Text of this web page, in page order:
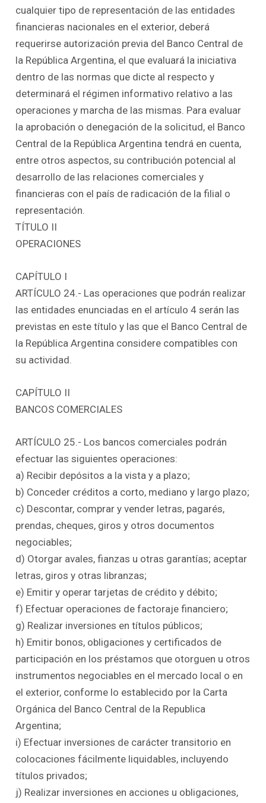
cualquier tipo de representación de las entidades
financieras nacionales en el exterior, deberá
requerirse autorización previa del Banco Central de
la República Argentina, el que evaluará la iniciativa
dentro de las normas que dicte al respecto y
determinará el régimen informativo relativo a las
operaciones y marcha de las mismas. Para evaluar
la aprobación o denegación de la solicitud, el Banco
Central de la República Argentina tendrá en cuenta,
entre otros aspectos, su contribución potencial al
desarrollo de las relaciones comerciales y
financieras con el país de radicación de la filial o
representación.
TÍTULO II
OPERACIONES
CAPÍTULO I
ARTÍCULO 24.- Las operaciones que podrán realizar
las entidades enunciadas en el artículo 4 serán las
previstas en este título y las que el Banco Central de
la República Argentina considere compatibles con
su actividad.
CAPÍTULO II
BANCOS COMERCIALES
ARTÍCULO 25.- Los bancos comerciales podrán
efectuar las siguientes operaciones:
a) Recibir depósitos a la vista y a plazo;
b) Conceder créditos a corto, mediano y largo plazo;
c) Descontar, comprar y vender letras, pagarés,
prendas, cheques, giros y otros documentos
negociables;
d) Otorgar avales, fianzas u otras garantías; aceptar
letras, giros y otras libranzas;
e) Emitir y operar tarjetas de crédito y débito;
f) Efectuar operaciones de factoraje financiero;
g) Realizar inversiones en títulos públicos;
h) Emitir bonos, obligaciones y certificados de
participación en los préstamos que otorguen u otros
instrumentos negociables en el mercado local o en
el exterior, conforme lo establecido por la Carta
Orgánica del Banco Central de la Republica
Argentina;
i) Efectuar inversiones de carácter transitorio en
colocaciones fácilmente liquidables, incluyendo
títulos privados;
j) Realizar inversiones en acciones u obligaciones,